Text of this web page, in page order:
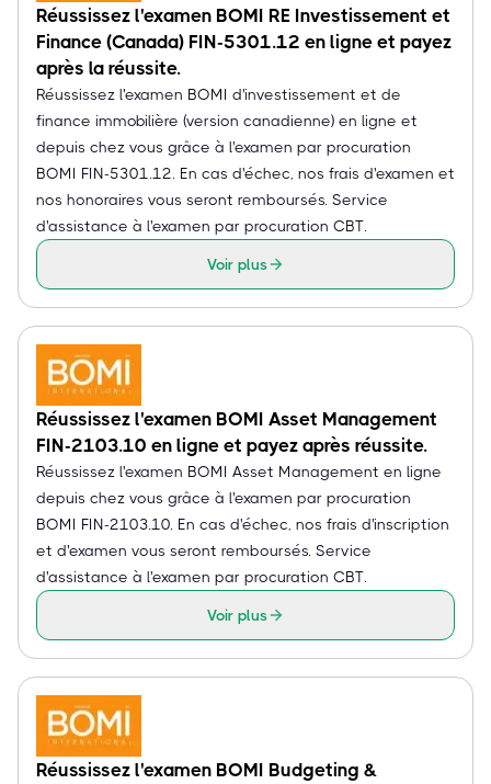
Réussissez l'examen BOMI RE Investissement et
Finance (Canada) FIN-5301.12 en ligne et payez
après la réussite.
Réussissez l'examen BOMI d'investissement et de
finance immobilière (version canadienne) en ligne et
depuis chez vous grâce à l'examen par procuration
BOMI FIN-5301.12. En cas d'échec, nos frais d'examen et
nos honoraires vous seront remboursés. Service
d'assistance à l'examen par procuration CBT.
Voir plus
Réussissez l'examen BOMI Asset Management
FIN-2103.10 en ligne et payez après réussite.
Réussissez l'examen BOMI Asset Management en ligne
depuis chez vous grâce à l'examen par procuration
BOMI FIN-2103.10. En cas d'échec, nos frais d'inscription
et d'examen vous seront remboursés. Service
d'assistance à l'examen par procuration CBT.
Voir plus
Réussissez l'examen BOMI Budgeting &